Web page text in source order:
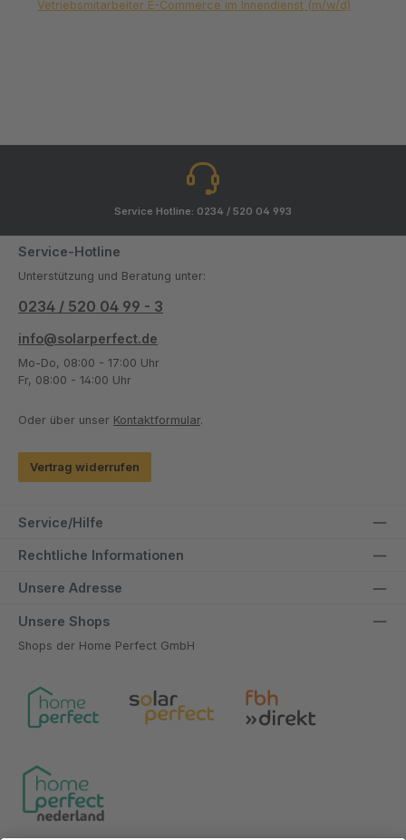
Vetriebsmitarbeiter E-Commerce im Innendienst (m/w/d)
Service Hotline: 0234 / 520 04 993
Service-Hotline
Unterstützung und Beratung unter:
0234 / 520 04 99 - 3
info@solarperfect.de
Mo-Do, 08:00 - 17:00 Uhr
Fr, 08:00 - 14:00 Uhr
Oder über unser Kontaktformular.
Vertrag widerrufen
Service/Hilfe
Rechtliche Informationen
Unsere Adresse
Unsere Shops
Shops der Home Perfect GmbH